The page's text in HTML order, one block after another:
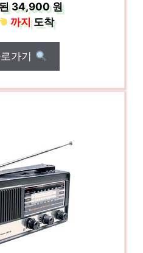
34,900 원
까지도착
가기